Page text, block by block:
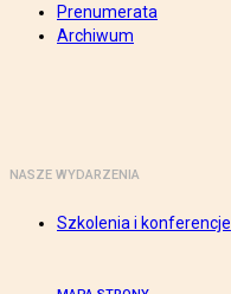
Prenumerata
Archiwum
NASZE WYDARZENIA
Szkolenia i konferencje